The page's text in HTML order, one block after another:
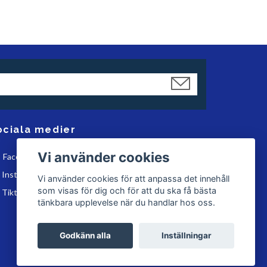
medier
Facebook
Instagram
Tiktok
Vi använder cookies
Vi använder cookies för att anpassa det innehåll
som visas för dig och för att du ska få bästa
tänkbara upplevelse när du handlar hos oss.
Godkänn alla Inställningar